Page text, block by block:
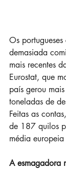
Os
demasiada
mais recentes
Eurostat, que
país gerou
toneladas de
Feitas as
de 187 quilos
média
A esmagadora